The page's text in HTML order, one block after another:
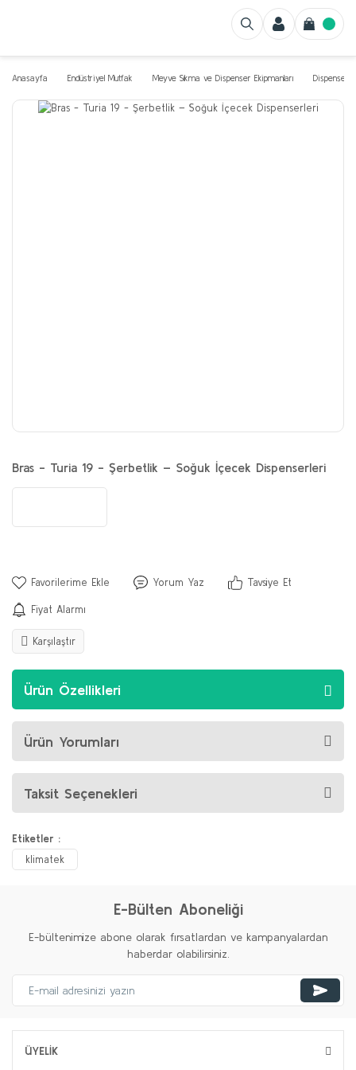
Anasayfa Endüstriyel Mutfak Meyve Sıkma ve Dispenser Ekipmanları
Bras - Turia 19 - Şerbetlik – Soğuk İçecek Dispenserleri
Yorum Yaz Tavsiye Et
Fiyat Alarmı
Karşılaştır
Ürün Özellikleri
Ürün Yorumları
Taksit Seçenekleri
Etiketler :
klimatek
E-Bülten Aboneliği
E-bültenimize abone olarak fırsatlardan ve kampanyalardan
haberdar olabilirsiniz.
ÜYELİK